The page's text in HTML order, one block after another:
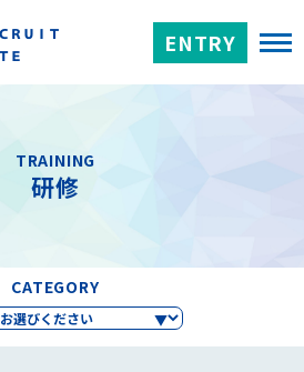
ENTRY
TRAINING
研修
CATEGORY